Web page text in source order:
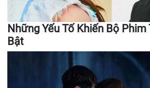
Những Yếu Tố Khiến Bộ Phim
Bật